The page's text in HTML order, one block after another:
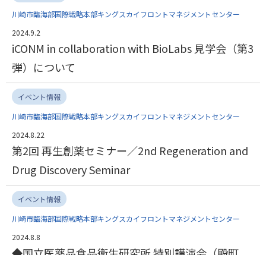
川崎市臨海部国際戦略本部キングスカイフロントマネジメントセンター
2024.9.2
iCONM in collaboration with BioLabs 見学会（第3
弾）について
イベント情報
川崎市臨海部国際戦略本部キングスカイフロントマネジメントセンター
2024.8.22
第2回 再生創薬セミナー／2nd Regeneration and
Drug Discovery Seminar
イベント情報
川崎市臨海部国際戦略本部キングスカイフロントマネジメントセンター
2024.8.8